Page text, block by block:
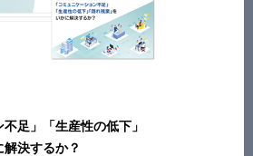
不足」「生産性の低下」
解決するか？